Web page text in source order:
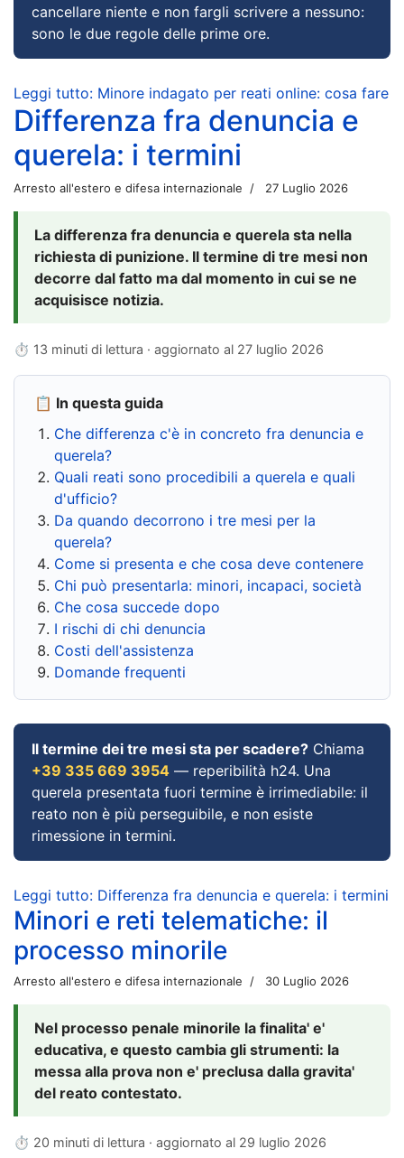
cancellare niente e non fargli scrivere a nessuno:
sono le due regole delle prime ore.
Leggi tutto: Minore indagato per reati online: cosa fare
Differenza fra denuncia e
querela: i termini
Arresto all'estero e difesa internazionale 27 Luglio 2026
La differenza fra denuncia e querela sta nella
richiesta di punizione. Il termine di tre mesi non
decorre dal fatto ma dal momento in cui se ne
acquisisce notizia.
⏱ 13 minuti di lettura · aggiornato al 27 luglio 2026
📋 In questa guida
Che differenza c'è in concreto fra denuncia e
querela?
Quali reati sono procedibili a querela e quali
d'ufficio?
Da quando decorrono i tre mesi per la
querela?
Come si presenta e che cosa deve contenere
Chi può presentarla: minori, incapaci, società
Che cosa succede dopo
I rischi di chi denuncia
Costi dell'assistenza
Domande frequenti
Il termine dei tre mesi sta per scadere? Chiama
+39 335 669 3954 — reperibilità h24. Una
querela presentata fuori termine è irrimediabile: il
reato non è più perseguibile, e non esiste
rimessione in termini.
Leggi tutto: Differenza fra denuncia e querela: i termini
Minori e reti telematiche: il
processo minorile
Arresto all'estero e difesa internazionale 30 Luglio 2026
Nel processo penale minorile la finalita' e'
educativa, e questo cambia gli strumenti: la
messa alla prova non e' preclusa dalla gravita'
del reato contestato.
⏱ 20 minuti di lettura · aggiornato al 29 luglio 2026